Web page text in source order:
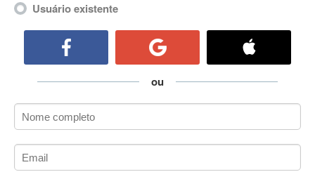
ActiveCollab
ActiveX
ActiveX Data Objects (ADO)
Ada
Adianti Framework
ADK
Administração
Administração de Artistas e Repertórios
Usuário existente
ou